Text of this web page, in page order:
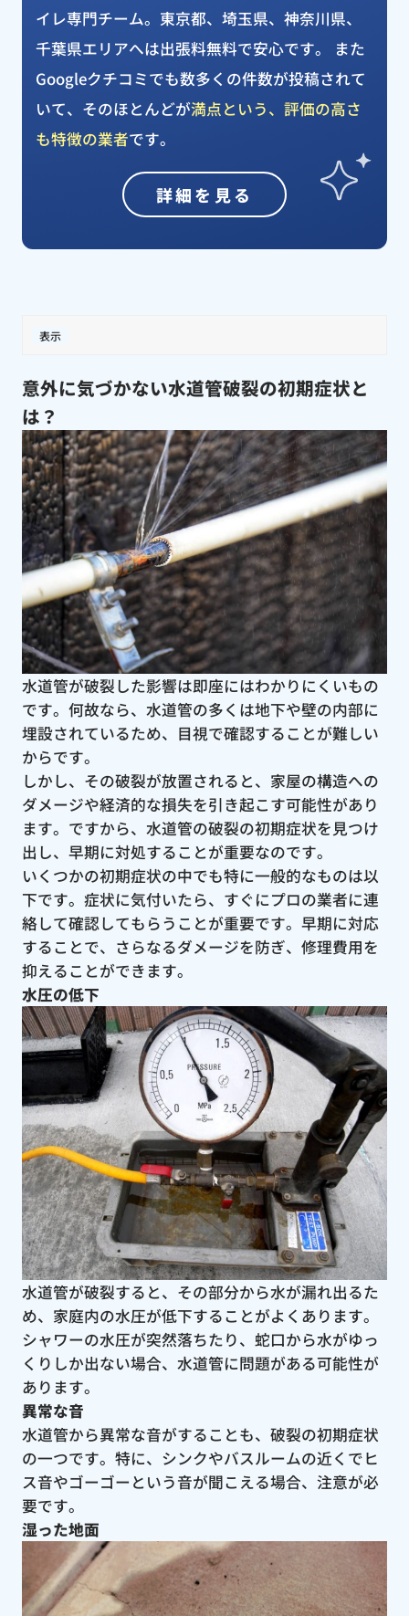
イレ専門チーム。東京都、埼玉県、神奈川県、
千葉県エリアへは出張料無料で安心です。 また
Googleクチコミでも数多くの件数が投稿されて
いて、そのほとんどが満点という、評価の高さ
も特徴の業者です。
詳細を見る
表示
意外に気づかない水道管破裂の初期症状と
は？
水道管が破裂した影響は即座にはわかりにくいもの
です。何故なら、水道管の多くは地下や壁の内部に
埋設されているため、目視で確認することが難しい
からです。
しかし、その破裂が放置されると、家屋の構造への
ダメージや経済的な損失を引き起こす可能性があり
ます。ですから、水道管の破裂の初期症状を見つけ
出し、早期に対処することが重要なのです。
いくつかの初期症状の中でも特に一般的なものは以
下です。症状に気付いたら、すぐにプロの業者に連
絡して確認してもらうことが重要です。早期に対応
することで、さらなるダメージを防ぎ、修理費用を
抑えることができます。
水圧の低下
水道管が破裂すると、その部分から水が漏れ出るた
め、家庭内の水圧が低下することがよくあります。
シャワーの水圧が突然落ちたり、蛇口から水がゆっ
くりしか出ない場合、水道管に問題がある可能性が
あります。
異常な音
水道管から異常な音がすることも、破裂の初期症状
の一つです。特に、シンクやバスルームの近くでヒ
ス音やゴーゴーという音が聞こえる場合、注意が必
要です。
湿った地面